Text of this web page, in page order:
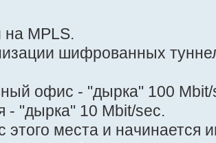
MPLS.
шифрованных
офис - "дырка" 100
- "дырка" 10 Mbit/sec.
места и начинается